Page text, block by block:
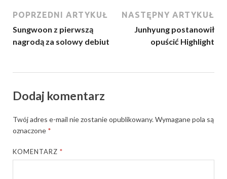
POPRZEDNI ARTYKUŁ
Sungwoon z pierwszą
nagrodą za solowy debiut
NASTĘPNY ARTYKUŁ
Junhyung postanowił
opuścić Highlight
Dodaj komentarz
Twój adres e-mail nie zostanie opublikowany.Wymagane pola są
oznaczone *
KOMENTARZ*